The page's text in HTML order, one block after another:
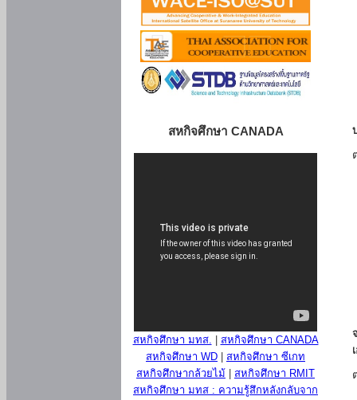
สหกิจศึกษา CANADA
สหกิจศึกษา มทส.
สหกิจศึกษา CANADA
สหกิจศึกษา WD
สหกิจศึกษา ซีเกท
สหกิจศึกษากล้วยไม้
สหกิจศึกษา RMIT
สหกิจศึกษา มทส : ความรู้สึกหลังกลับจาก